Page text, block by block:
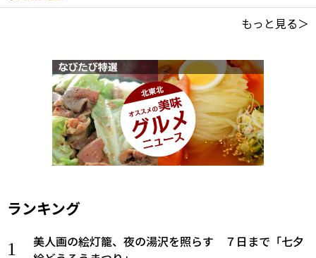
もっと見る＞
ランキング
美人画の絵灯籠、夜の湯沢を照らす ７日まで「七夕